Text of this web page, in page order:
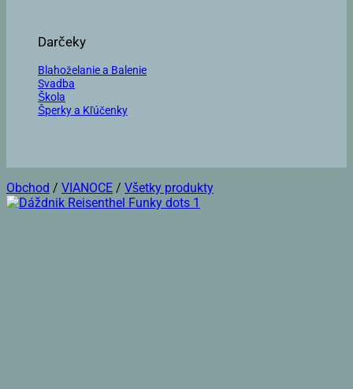
Darčeky
Blahoželanie a Balenie
Svadba
Škola
Šperky a Kľúčenky
Obchod / VIANOCE / Všetky produkty